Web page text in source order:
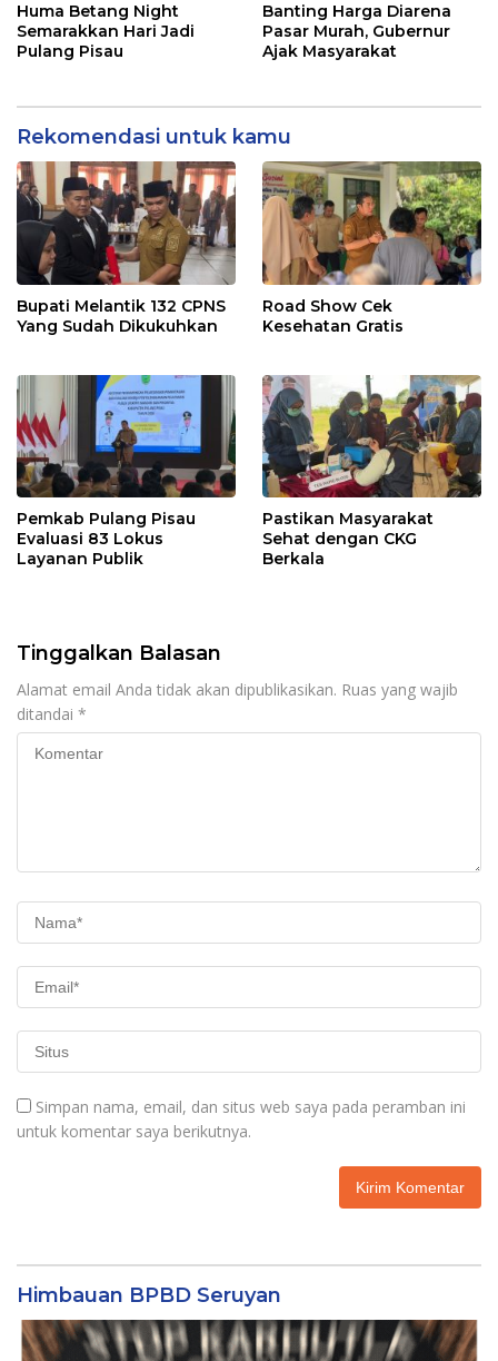
Huma Betang Night
Semarakkan Hari Jadi
Pulang Pisau
Banting Harga Diarena
Pasar Murah, Gubernur
Ajak Masyarakat
Rekomendasi untuk kamu
Bupati Melantik 132 CPNS
Yang Sudah Dikukuhkan
Road Show Cek
Kesehatan Gratis
Pemkab Pulang Pisau
Evaluasi 83 Lokus
Layanan Publik
Pastikan Masyarakat
Sehat dengan CKG
Berkala
Tinggalkan Balasan
Alamat email Anda tidak akan dipublikasikan. Ruas yang wajib
ditandai *
Simpan nama, email, dan situs web saya pada peramban ini
untuk komentar saya berikutnya.
Himbauan BPBD Seruyan